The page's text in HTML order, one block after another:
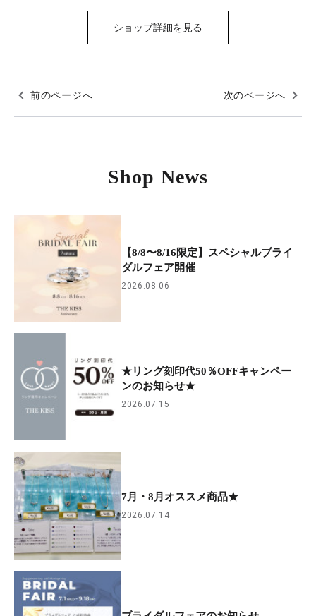
ショップ詳細を見る
前のページへ 次のページへ
Shop News
【8/8〜8/16限定】スペシャルブライ
ダルフェア開催
2026.08.06
★リング刻印代50％OFFキャンペー
ンのお知らせ★
2026.07.15
7月・8月オススメ商品★
2026.07.14